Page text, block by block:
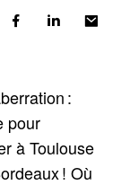
:
pour
à Toulouse
! Où